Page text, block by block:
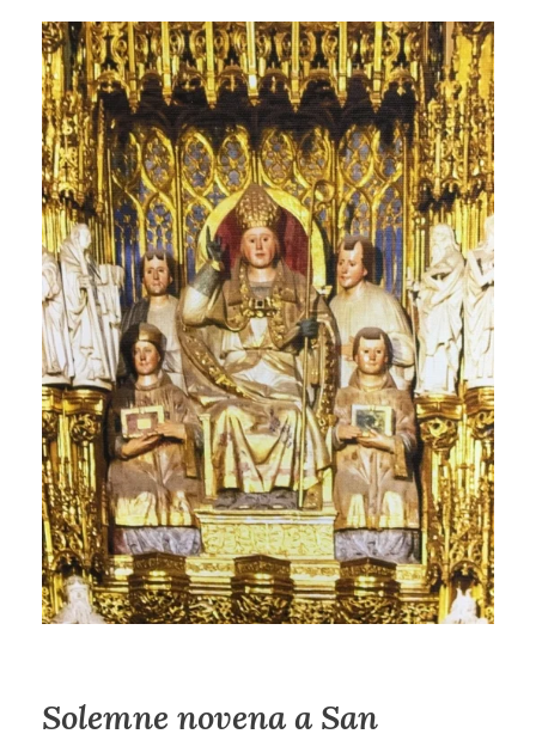
Solemne novena a San